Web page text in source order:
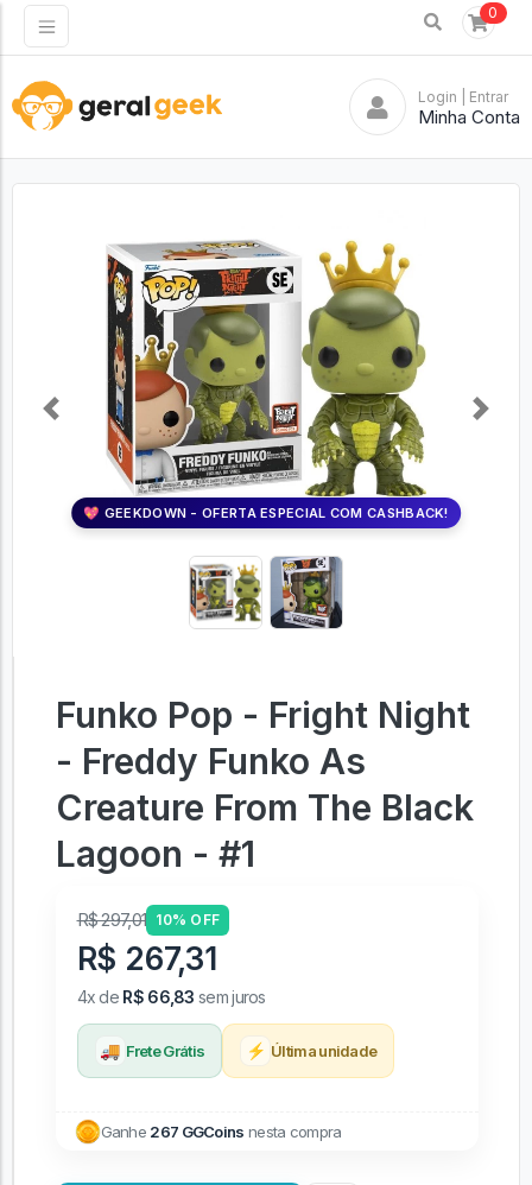
0
Login | Entrar
Minha Conta
💖 GEEKDOWN - OFERTA ESPECIAL COM CASHBACK!
Previous Next
Funko Pop - Fright Night
- Freddy Funko As
Creature From The Black
Lagoon - #1
R$ 297,01 10% OFF
R$ 267,31
4x de R$ 66,83 sem juros
🚚 Frete Grátis ⚡ Última unidade
Ganhe 267 GGCoins nesta compra